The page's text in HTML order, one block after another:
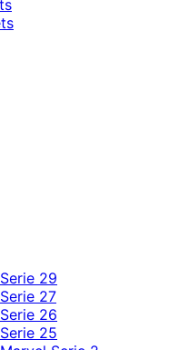
29
27
26
25